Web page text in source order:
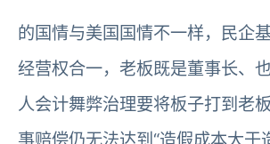
的国情与美国国情不一样，民企
经营权合一，老板既是董事长、
人会计舞弊治理要将板子打到老
事赔偿仍无法达到“造假成本大于